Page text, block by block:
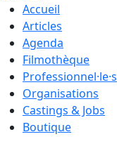
Accueil
Articles
Agenda
Filmothèque
Professionnel·le·s
Organisations
Castings & Jobs
Boutique